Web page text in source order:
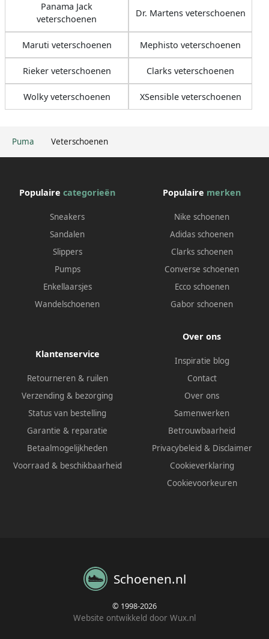
Puma Veterschoenen
Panama Jack
veterschoenen
Dr. Martens veterschoenen
Maruti veterschoenen Mephisto veterschoenen
Rieker veterschoenen Clarks veterschoenen
Wolky veterschoenen XSensible veterschoenen
Populaire categorieën
Sneakers
Sandalen
Slippers
Pumps
Enkellaarsjes
Wandelschoenen
Populaire merken
Nike schoenen
Adidas schoenen
Clarks schoenen
Converse schoenen
Ecco schoenen
Gabor schoenen
Klantenservice
Retourneren & ruilen
Verzending & bezorging
Status van bestelling
Garantie & reparatie
Betaalmogelijkheden
Voorraad & beschikbaarheid
Over ons
Inspiratie blog
Contact
Over ons
Samenwerken
Betrouwbaarheid
Privacybeleid & Disclaimer
Cookieverklaring
Cookievoorkeuren
Schoenen.nl
© 1998-2026
Website ontwikkeld door Wux.nl